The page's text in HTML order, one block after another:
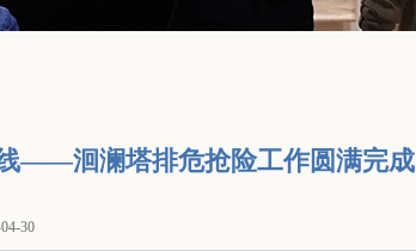
——洄澜塔排危抢险工作圆满完成
30